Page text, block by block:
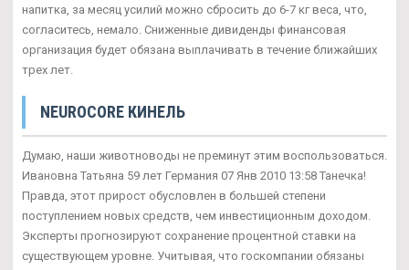
напитка, за месяц усилий можно сбросить до 6-7 кг веса, что,
согласитесь, немало. Сниженные дивиденды финансовая
организация будет обязана выплачивать в течение ближайших
трех лет.
NEUROCORE КИНЕЛЬ
Думаю, наши животноводы не преминут этим воспользоваться.
Ивановна Татьяна 59 лет Германия 07 Янв 2010 13:58 Танечка!
Правда, этот прирост обусловлен в большей степени
поступлением новых средств, чем инвестиционным доходом.
Эксперты прогнозируют сохранение процентной ставки на
существующем уровне. Учитывая, что госкомпании обязаны